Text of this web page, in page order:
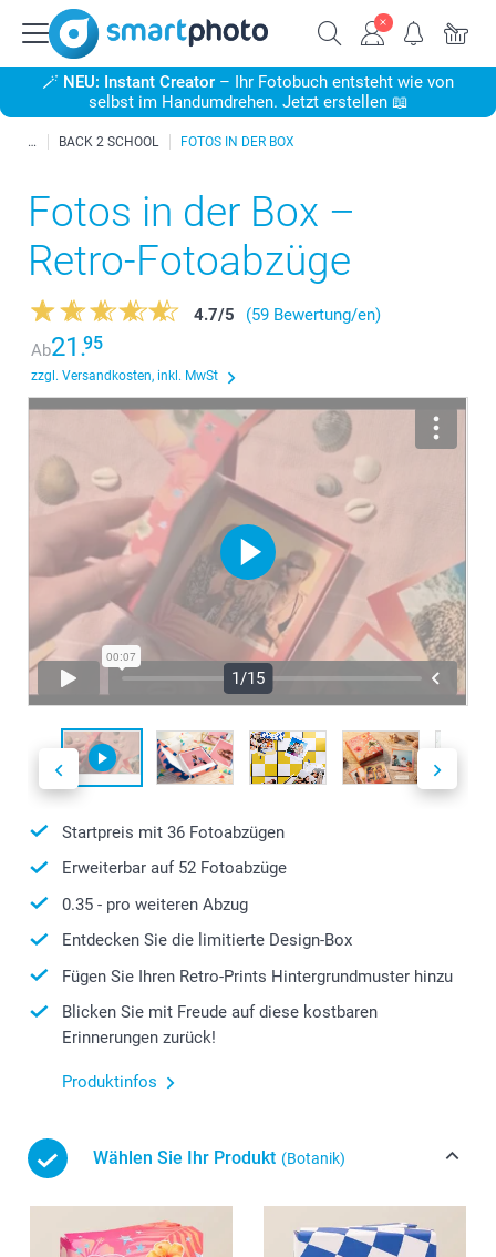
🪄 NEU: Instant Creator – Ihr Fotobuch entsteht wie von
selbst im Handumdrehen. Jetzt erstellen 📖
BACK 2 SCHOOL FOTOS IN DER BOX
Fotos in der Box –
Retro-Fotoabzüge
4.7/5
(59 Bewertung/en)
Ab21.95
zzgl. Versandkosten, inkl. MwSt
1/15
Startpreis mit 36 Fotoabzügen
Erweiterbar auf 52 Fotoabzüge
0.35 - pro weiteren Abzug
Entdecken Sie die limitierte Design-Box
Fügen Sie Ihren Retro-Prints Hintergrundmuster hinzu
Blicken Sie mit Freude auf diese kostbaren
Erinnerungen zurück!
Produktinfos
Wählen Sie Ihr Produkt (Botanik)